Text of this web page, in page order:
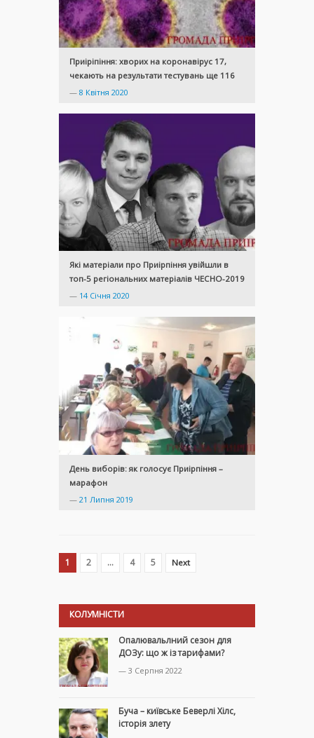
Приіріпіння: хворих на коронавірус 17,
чекають на результати тестувань ще 116
— 8 Квітня 2020
Які матеріали про Приірпіння увійшли в
топ-5 регіональних матеріалів ЧЕСНО-2019
— 14 Січня 2020
День виборів: як голосує Приірпіння –
марафон
— 21 Липня 2019
1 2 … 4 5 Next
КОЛУМНІСТИ
Опалювальлний сезон для
ДОЗу: що ж із тарифами?
— 3 Серпня 2022
Буча – київське Беверлі Хілс,
історія злету